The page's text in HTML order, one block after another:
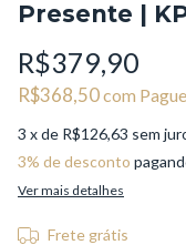
Presente |
R$379,90
R$368,50com
3 x de R$126,63 sem
3% de desconto
Ver mais detalhes
Frete grátis